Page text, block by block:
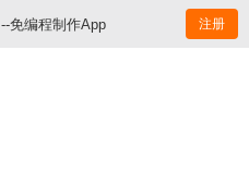
--免编程制作App 注册